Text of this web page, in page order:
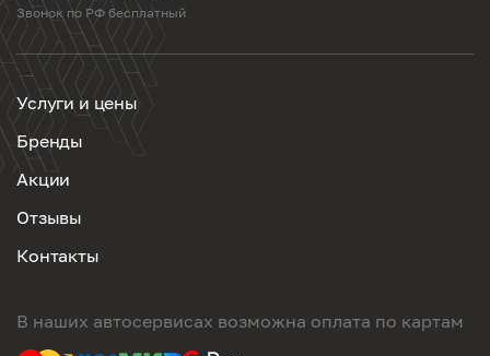
Звонок по РФ бесплатный
Услуги и цены
Бренды
Акции
Отзывы
Контакты
В наших автосервисах возможна оплата по картам